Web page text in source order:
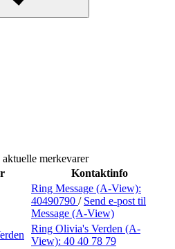
merkevarer
Kontaktinfo
Ring Message (A-View):
40490790 / Send e-post til
Message (A-View)
Ring Olivia's Verden (A-
View): 40 40 78 79